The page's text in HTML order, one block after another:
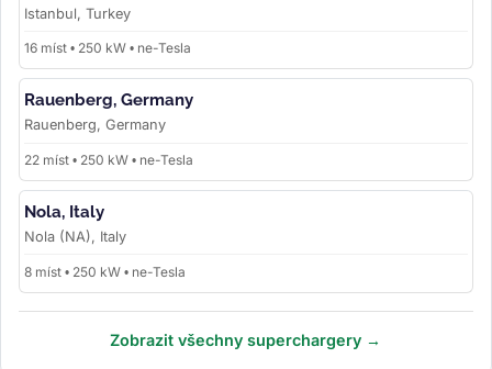
Istanbul, Turkey
16 míst • 250 kW • ne-Tesla
Rauenberg, Germany
Rauenberg, Germany
22 míst • 250 kW • ne-Tesla
Nola, Italy
Nola (NA), Italy
8 míst • 250 kW • ne-Tesla
Zobrazit všechny superchargery →